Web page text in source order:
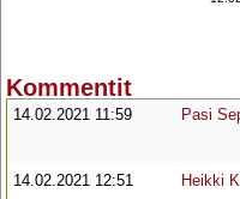
Kommentit
14.02.2021 11:59 Pasi
14.02.2021 12:51
Heikki